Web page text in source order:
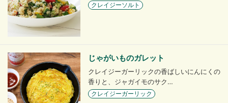
クレイジーソルト
じゃがいものガレット
クレイジーガーリックの香ばしいにんにくの
香りと、ジャガイモのサク…
クレイジーガーリック